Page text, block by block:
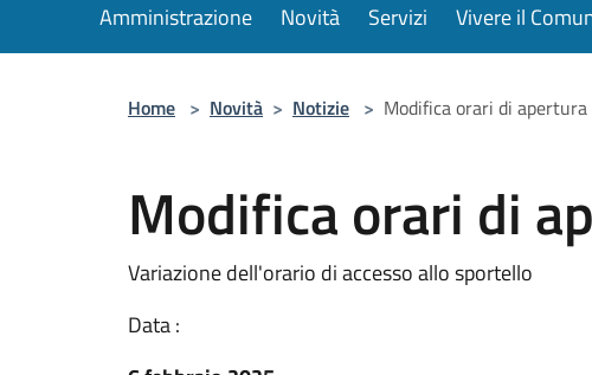
Amministrazione Novità Servizi Vivere il
Home > Novità > Notizie > Modifica orari di apertura
Modifica orari di
Variazione dell'orario di accesso allo sportello
Data :